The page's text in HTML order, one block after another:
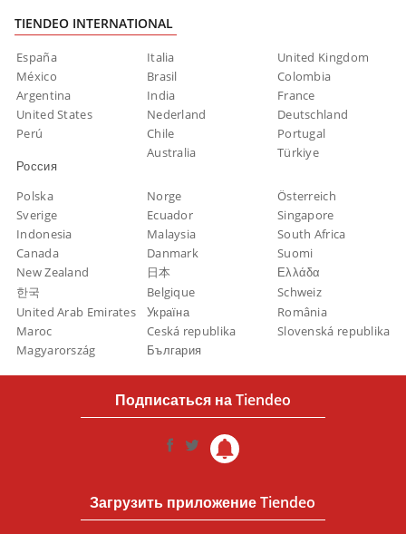
TIENDEO INTERNATIONAL
España Italia
United Kingdom
México
Brasil
Colombia
Argentina
India
France
United States
Nederland
Deutschland
Perú
Chile
Portugal
Россия
Australia Türkiye
Polska Norge
Österreich
Sverige
Ecuador
Singapore
Indonesia
Malaysia
South Africa
Canada
Danmark
Suomi
New Zealand
日本
Ελλάδα
한국
Belgique
Schweiz
United Arab Emirates
Україна
România
Maroc
Ceská republika
Slovenská republika
Magyarország
България
Подписаться на Tiendeo
Загрузить приложение Tiendeo